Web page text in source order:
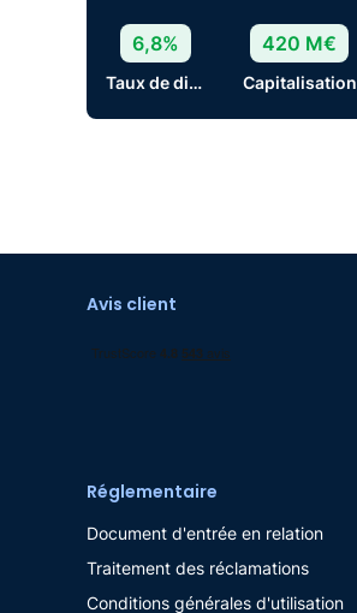
6,8%
Taux de distribution
420 M€
Capitalisation
Avis client
Réglementaire
Document d'entrée en relation
Traitement des réclamations
Conditions générales d'utilisation